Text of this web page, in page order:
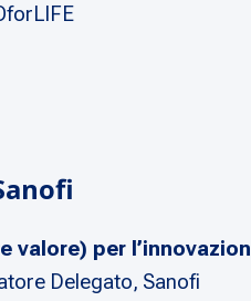
valore) per
Delegato, Sanofi